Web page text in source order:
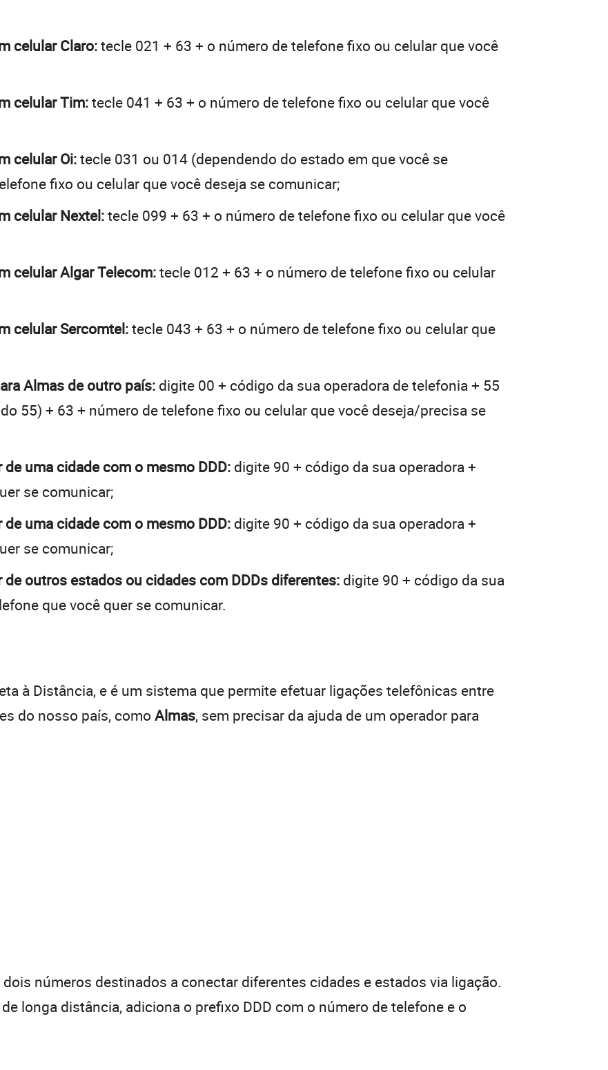
celular Claro:tecle 021 + 63 + o número de telefone fixo ou celular que você
celular Tim:tecle 041 + 63 + o número de telefone fixo ou celular que você
celular Oi:tecle 031 ou 014 (dependendo do estado em que você se
fixo ou celular que você deseja se comunicar;
celular Nextel:tecle 099 + 63 + o número de telefone fixo ou celular que você
celular Algar Telecom:tecle 012 + 63 + o número de telefone fixo ou celular
celular Sercomtel:tecle 043 + 63 + o número de telefone fixo ou celular que
Almas de outro país: digite 00 + código da sua operadora de telefonia + 55
55) + 63 + número de telefone fixo ou celular que você deseja/precisa se
uma cidade com o mesmo DDD: digite 90 + código da sua operadora +
se comunicar;
uma cidade com o mesmo DDD: digite 90 + código da sua operadora +
se comunicar;
outros estados ou cidades com DDDs diferentes: digite 90 + código da sua
que você quer se comunicar.
à Distância, e é um sistema que permite efetuar ligações telefônicas entre
do nosso país, como Almas, sem precisar da ajuda de um operador para
números destinados a conectar diferentes cidades e estados via ligação.
longa distância, adiciona o prefixo DDD com o número de telefone e o